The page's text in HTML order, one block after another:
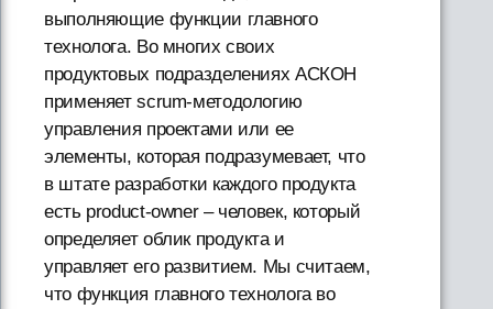
выполняющие функции главного
технолога. Во многих своих
продуктовых подразделениях АСКОН
применяет scrum-методологию
управления проектами или ее
элементы, которая подразумевает, что
в штате разработки каждого продукта
есть product-owner – человек, который
определяет облик продукта и
управляет его развитием. Мы считаем,
что функция главного технолога во